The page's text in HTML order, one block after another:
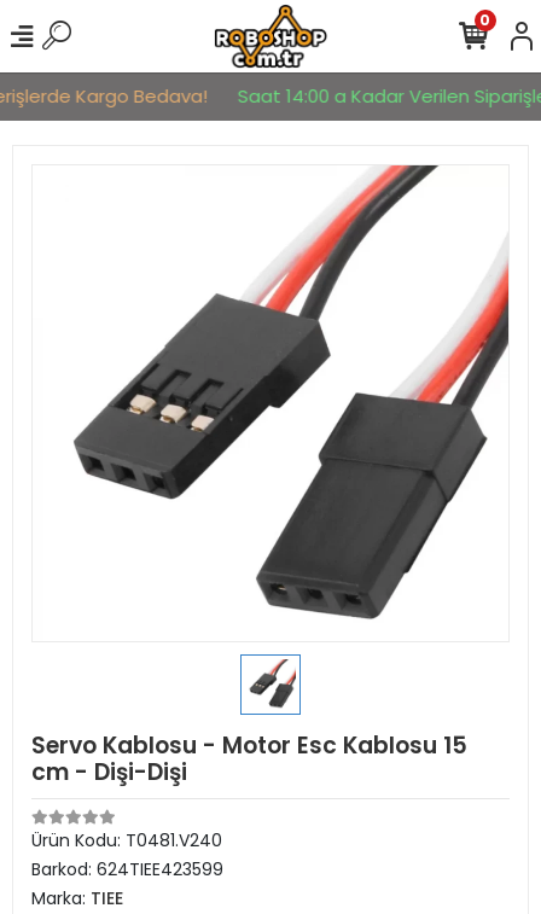
Kargo Bedava! Saat 14:00 a Kadar Verilen
0
Servo Kablosu - Motor Esc Kablosu 15
cm - Dişi-Dişi
Ürün Kodu: T0481.V240
Barkod: 624TIEE423599
Marka: TIEE